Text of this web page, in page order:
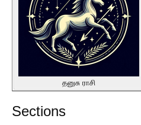
தனுசு ராசி
Sections